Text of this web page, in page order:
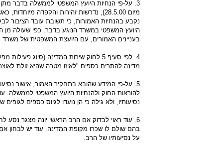
מיום 28.5.00), נדרשות זהירות והקפדה
נקבע בהנחיות האמורות, כי תשובת עובד הציבור
היועץ המשפטי במשרד הנוגע בדבר. כפי שעולה מן
בעניינים האמורים, עם היועצת המשפטית של משרד
מדינה להתרים כספים "לאיזו מטרה שהיא זולת
5. על-פי המידע שהובא בתחקיר האמור, אישור
להוראות החוק ולהנחיות היועץ המשפטי
נסיעותיו, ולא גילה כי הן נועדו לגיוס כספים
6. עוד ראוי לבדוק אם הרב הראשי יונה מצגר נסע
בהם שולם לו שכרו מקופת המדינה. עוד יש
על נסיעותיו של הרב.